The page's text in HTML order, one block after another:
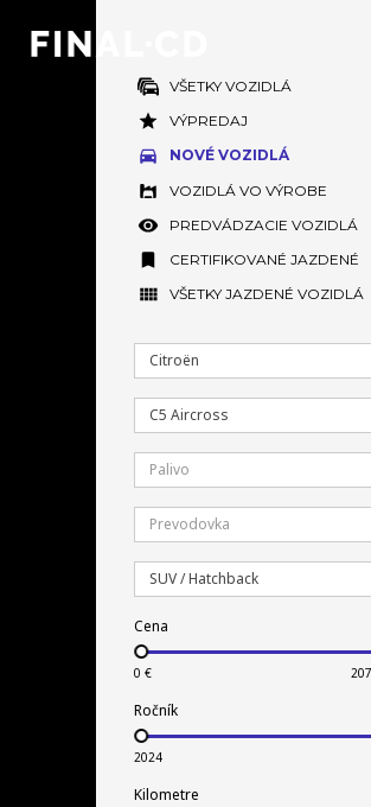
VŠETKY VOZIDLÁ
VÝPREDAJ
NOVÉ VOZIDLÁ
VOZIDLÁ VO VÝROBE
PREDVÁDZACIE VOZIDLÁ
CERTIFIKOVANÉ JAZDENÉ
VŠETKY JAZDENÉ VOZIDLÁ
Citroën
C5 Aircross
Palivo
Prevodovka
SUV / Hatchback
Cena
Ročník
Kilometre